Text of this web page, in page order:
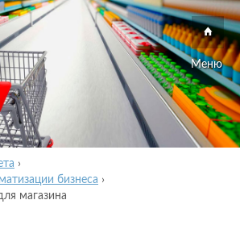
Меню
›
бизнеса ›
магазина